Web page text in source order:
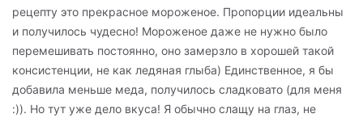
рецепту это прекрасное мороженое. Пропорции идеальны
и получилось чудесно! Мороженое даже не нужно было
перемешивать постоянно, оно замерзло в хорошей такой
консистенции, не как ледяная глыба) Единственное, я бы
добавила меньше меда, получилось сладковато (для меня
:)). Но тут уже дело вкуса! Я обычно слащу на глаз, не